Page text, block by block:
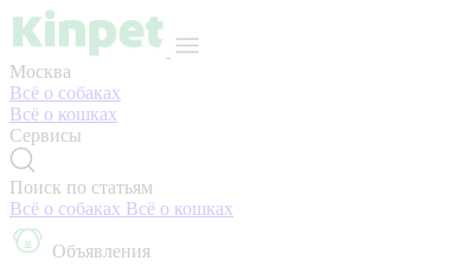
Москва
Всё о собаках
Всё о кошках
Сервисы
Поиск по статьям
Всё о собаках Всё о кошках
Объявления